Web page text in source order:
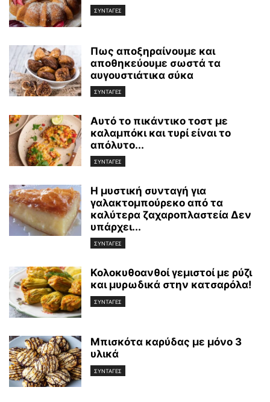
ΣΥΝΤΑΓΕΣ
Πως αποξηραίνουμε και
αποθηκεύουμε σωστά τα
αυγουστιάτικα σύκα
ΣΥΝΤΑΓΕΣ
Αυτό το πικάντικο τοστ με
καλαμπόκι και τυρί είναι το
απόλυτο...
ΣΥΝΤΑΓΕΣ
Η μυστική συνταγή για
γαλακτομπούρεκο από τα
καλύτερα ζαχαροπλαστεία Δεν
υπάρχει...
ΣΥΝΤΑΓΕΣ
Κολοκυθοανθοί γεμιστοί με ρύζι
και μυρωδικά στην κατσαρόλα!
ΣΥΝΤΑΓΕΣ
Μπισκότα καρύδας με μόνο 3
υλικά
ΣΥΝΤΑΓΕΣ